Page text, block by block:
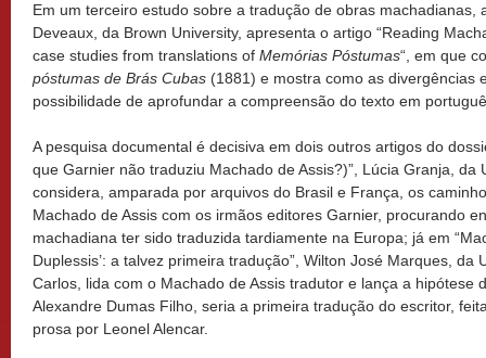
Em um terceiro estudo sobre a tradução de obras machadianas,
Deveaux, da Brown University, apresenta o artigo “Reading
case studies from translations of Memórias Póstumas“, em que
póstumas de Brás Cubas (1881) e mostra como as divergências
possibilidade de aprofundar a compreensão do texto em
A pesquisa documental é decisiva em dois outros artigos do
que Garnier não traduziu Machado de Assis?)”, Lúcia Granja, da
considera, amparada por arquivos do Brasil e França, os
Machado de Assis com os irmãos editores Garnier, procurando
machadiana ter sido traduzida tardiamente na Europa; já em
Duplessis’: a talvez primeira tradução”, Wilton José Marques, da
Carlos, lida com o Machado de Assis tradutor e lança a hipótese
Alexandre Dumas Filho, seria a primeira tradução do escritor,
prosa por Leonel Alencar.